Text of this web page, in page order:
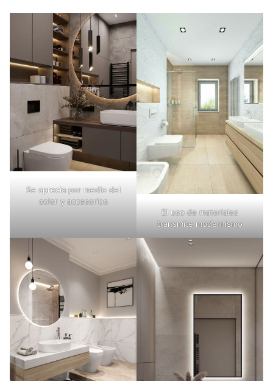
Se aprecia por medio del
color y accesorios
El uso de materiales
transmite modernismo